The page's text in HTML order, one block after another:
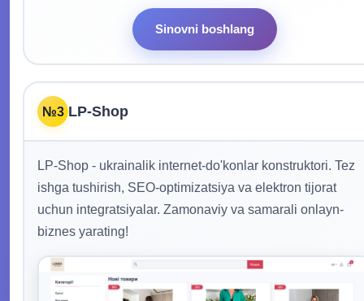
Sinovni boshlang
№3 LP-Shop
LP-Shop - ukrainalik internet-do'konlar konstruktori. Tez
ishga tushirish, SEO-optimizatsiya va elektron tijorat
uchun integratsiyalar. Zamonaviy va samarali onlayn-
biznes yarating!